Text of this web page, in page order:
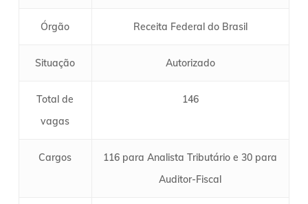
Órgão Receita Federal do Brasil
Situação Autorizado
Total de
vagas
146
Cargos
116 para Analista Tributário e 30 para
Auditor-Fiscal